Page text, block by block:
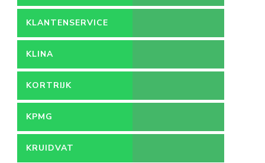
KLANTENSERVICE
KLINA
KORTRIJK
KPMG
KRUIDVAT